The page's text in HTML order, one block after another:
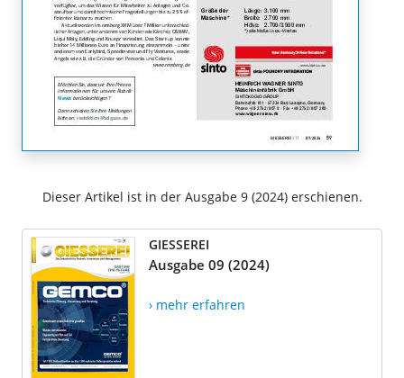
Dieser Artikel ist in der Ausgabe 9 (2024) erschienen.
GIESSEREI
Ausgabe 09 (2024)
› mehr erfahren